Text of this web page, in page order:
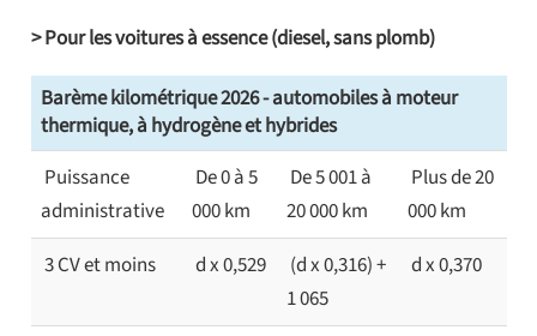
> Pour les voitures à essence (diesel, sans plomb)
Barème kilométrique 2026 - automobiles à moteur
thermique, à hydrogène et hybrides
Puissance
administrative
De 0 à 5
000 km
De 5 001 à
20 000 km
Plus de 20
000 km
3 CV et moins
d x 0,529
(d x 0,316) +
1 065
d x 0,370